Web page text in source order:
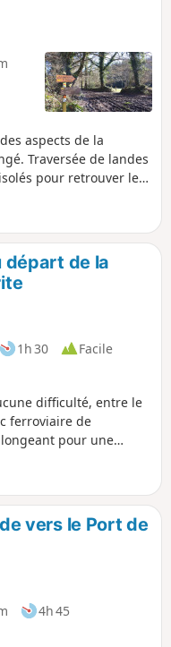
aspects de la
Traversée de landes
pour retrouver le
départ de la
1h 30
Facile
difficulté, entre le
ferroviaire de
pour une
ce pays entre terre et
vers le Port de
4h 45